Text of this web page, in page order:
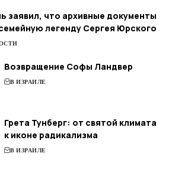
заявил, что архивные документы
легенду Сергея Юрского
Возвращение Софы Ландвер
В ИЗРАИЛЕ
Грета Тунберг: от святой климата
к иконе радикализма
В ИЗРАИЛЕ